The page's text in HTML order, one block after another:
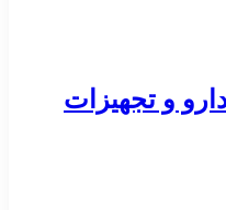
و تجهیزات